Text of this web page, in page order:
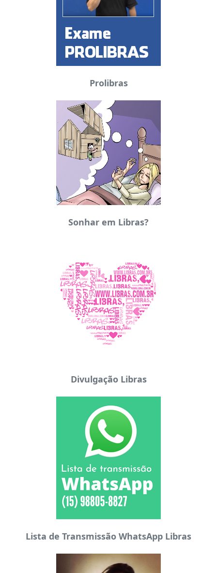
Prolibras
Sonhar em Libras?
Divulgação Libras
Lista de Transmissão WhatsApp Libras